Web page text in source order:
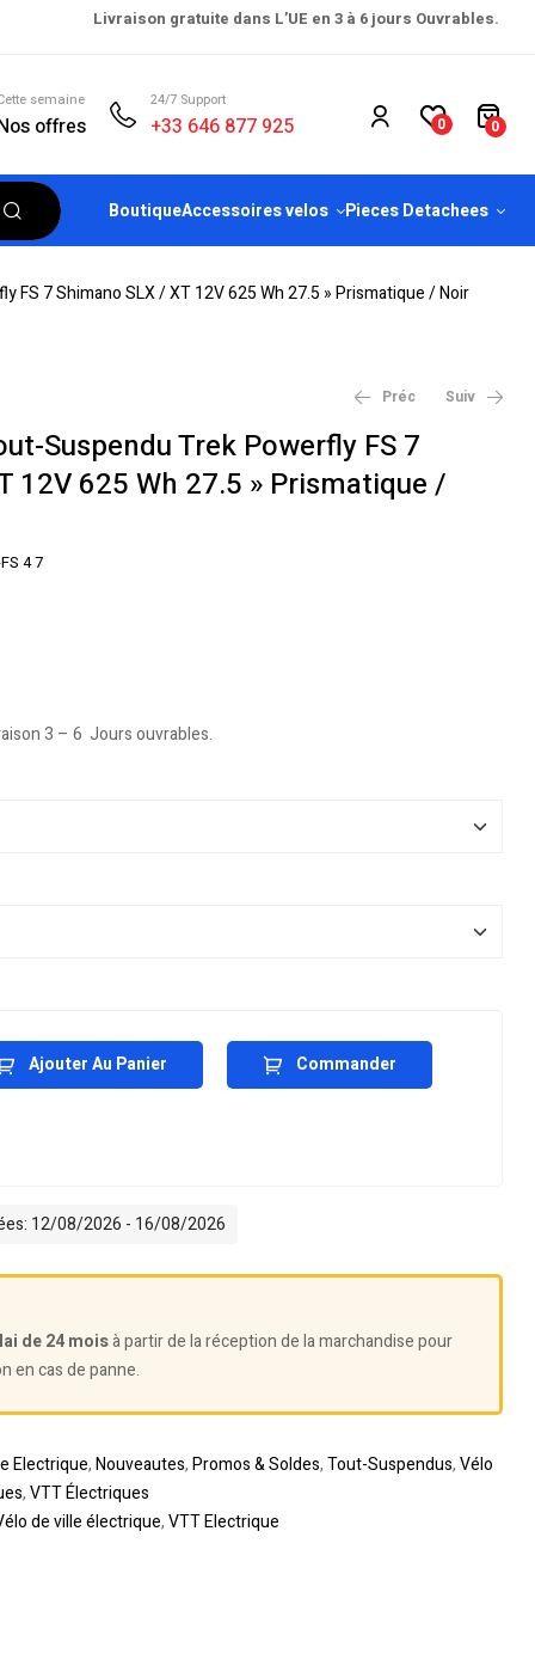
Livraison gratuite dans L’UE en 3 à 6 jours Ouvrables.
semaine
offres
24/7 Support
+33 646 877 925 0 0
BoutiqueAccessoires velos Pieces Detachees
FS 7 Shimano SLX / XT 12V 625 Wh 27.5 » Prismatique / Noir
Préc
€ 4,499.00
€4,299.00
Suiv
€ 6,499.00
€6,099.00
Suspendu Trek Powerfly FS 7
12V 625 Wh 27.5 » Prismatique /
4 7
3 – 6 Jours ouvrables.
Ajouter Au Panier Commander
12/08/2026 - 16/08/2026
de 24 moisà partir de la réception de la marchandise pour
en cas de panne.
Electrique,Nouveautes,Promos & Soldes,Tout-Suspendus,Vélo
,VTT Électriques
de ville électrique,VTT Electrique